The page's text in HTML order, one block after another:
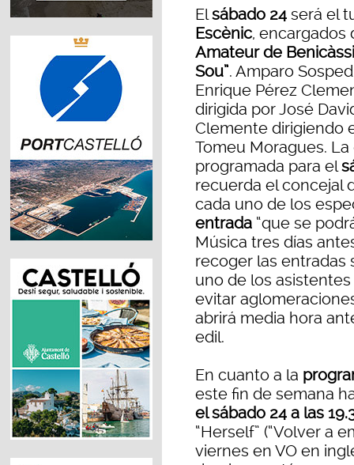
Elsábado 24 será el
Escènic, encargados
Amateur de
Sou”. Amparo
Enrique Pérez
dirigida por José
Clemente dirigiendo
Tomeu Moragues.
programada para el
recuerda el concejal
cada uno de los
entrada “que se
Música tres días
recoger las entradas
uno de los
evitar
abrirá media hora
edil.
En cuanto a la
este fin de semana
el sábado 24 a las
“Herself” (“Volver a
viernes en VO en